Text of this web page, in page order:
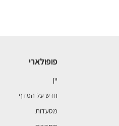
פופולארי
יין
חדש על המדף
מסעדות